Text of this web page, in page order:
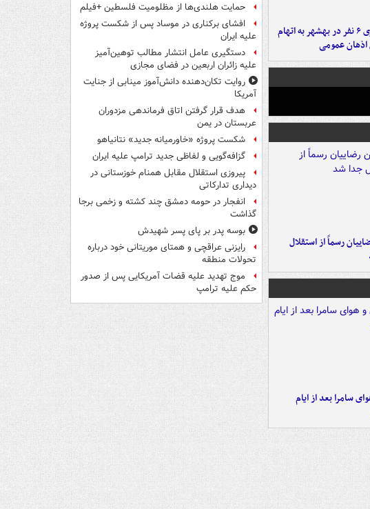
دستگیری ۶ نفر در بهشهر به اتهام
عمومی
رسماً از استقلال
سامرا بعد از ایام
حمایت هلندی‌ها از مظلومیت فلسطین +فیلم
افشای برکناری در موساد پس از شکست پروژه
علیه ایران
دستگیری عامل انتشار مطالب توهین‌آمیز
علیه زائران اربعین در فضای مجازی
روایت تکان‌دهنده دانش‌آموز مینابی از جنایت
آمریکا
هدف قرار گرفتن اتاق‌ فرماندهی مزدوران
عربستان در یمن
شکست پروژه «خاورمیانه جدید» نتانیاهو
گزافه‌گویی و لفاظی جدید ترامپ علیه ایران
پیروزی استقلال مقابل همنام خوزستانی در
دیداری تدارکاتی
انفجار در حومه دمشق چند کشته و زخمی برجا
گذاشت
بوسه‌ پدر بر پای پسر شهیدش
رایزنی عراقچی و همتای موریتانی خود درباره
تحولات منطقه
موج تهدید علیه قضات آمریکایی پس از صدور
حکم علیه ترامپ